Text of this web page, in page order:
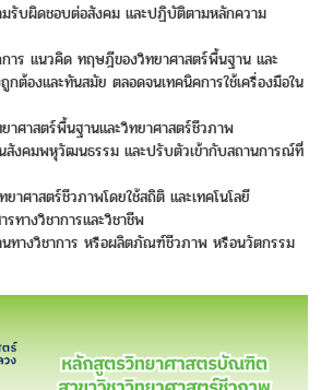
รับผิดชอบต่อสังคม และปฏิบัติตามหลักความ
าร แนวคิด ทฤษฎีของวิทยาศาสตร์พื้นฐาน และ
กต้องและทันสมัย ตลอดจนเทคนิคการใช้เครื่องมือใน
ศาสตร์พื้นฐานและวิทยาศาสตร์ชีวภาพ
สังคมพหุวัฒนธรรม และปรับตัวเข้ากับสถานการณ์ที่
าศาสตร์ชีวภาพโดยใช้สถิติ และเทคโนโลยี
สารทางวิชาการและวิชาชีพ
นทางวิชาการ หรือผลิตภัณฑ์ชีวภาพ หรือนวัตกรรม